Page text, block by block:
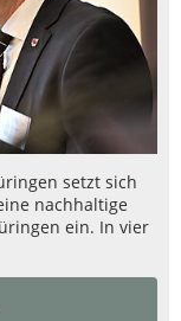
setzt sich
nachhaltige
ein. In vier